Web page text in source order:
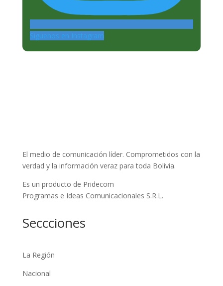
Siguenos en Instagram
El medio de comunicación líder. Comprometidos con la
verdad y la información veraz para toda Bolivia.
Es un producto de Pridecom
Programas e Ideas Comunicacionales S.R.L.
Seccciones
La Región
Nacional